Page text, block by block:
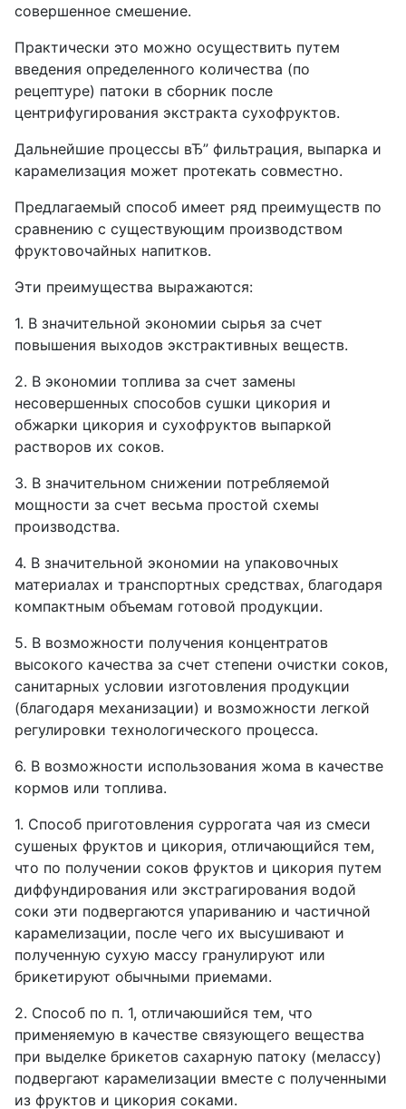
совершенное смешение.
Практически это можно осуществить путем
введения определенного количества (по
рецептуре) патоки в сборник после
центрифугирования экстракта сухофруктов.
Дальнейшие процессы вЂ” фильтрация, выпарка и
карамелизация может протекать совместно.
Предлагаемый способ имеет ряд преимуществ по
сравнению с существующим производством
фруктовочайных напитков.
Эти преимущества выражаются:
1. В значительной экономии сырья за счет
повышения выходов экстрактивных веществ.
2. В экономии топлива за счет замены
несовершенных способов сушки цикория и
обжарки цикория и сухофруктов выпаркой
растворов их соков.
3. В значительном снижении потребляемой
мощности за счет весьма простой схемы
производства.
4. В значительной экономии на упаковочных
материалах и транспортных средствах, благодаря
компактным объемам готовой продукции.
5. В возможности получения концентратов
высокого качества за счет степени очистки соков,
санитарных условии изготовления продукции
(благодаря механизации) и возможности легкой
регулировки технологического процесса.
6. В возможности использования жома в качестве
кормов или топлива.
1. Способ приготовления суррогата чая из смеси
сушеных фруктов и цикория, отличающийся тем,
что по получении соков фруктов и цикория путем
диффундирования или экстрагирования водой
соки эти подвергаются упариванию и частичной
карамелизации, после чего их высушивают и
полученную сухую массу гранулируют или
брикетируют обычными приемами.
2. Способ по п. 1, отличаюшийся тем, что
применяемую в качестве связующего вещества
при выделке брикетов сахарную патоку (мелассу)
подвергают карамелизации вместе с полученными
из фруктов и цикория соками.